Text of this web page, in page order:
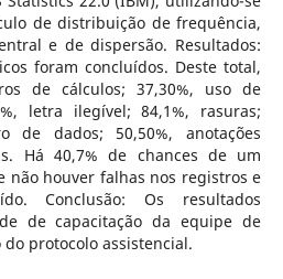
de distribuição de frequência,
e de dispersão. Resultados:
foram concluídos. Deste total,
de cálculos; 37,30%, uso de
letra ilegível; 84,1%, rasuras;
de dados; 50,50%, anotações
Há 40,7% de chances de um
não houver falhas nos registros e
Conclusão: Os resultados
de capacitação da equipe de
protocolo assistencial.